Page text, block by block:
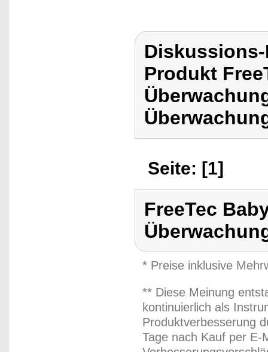
Produkt
Seite: [1]
FreeTec
* Preise inklusive
** Diese Meinung
kontinuierlich als
Produktverbesserung
Tage nach Kauf per E-